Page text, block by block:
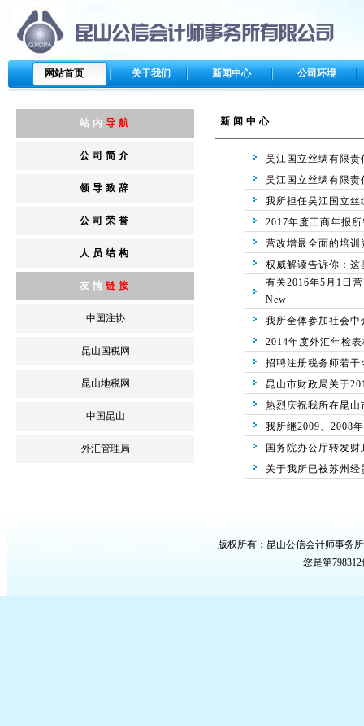
网站首页 关于我们 新闻中心 公司环境
站内 导航
公司简介
领导致辞
公司荣誉
人员结构
友情 链接
中国注协
昆山国税网
昆山地税网
中国昆山
外汇管理局
新闻中心
吴江国立丝绸有限
吴江国立丝绸有限
我所担任吴江国立
2017年度工商年报
营改增最全面的培训
权威解读告诉你：
有关2016年5月1日
New
我所全体参加社会
2014年度外汇年检
招聘注册税务师若
昆山市财政局关于
热烈庆祝我所在昆
我所继2009、2008
国务院办公厅转发
关于我所已被苏州
版权所有：昆山公信会计师事务
您是第